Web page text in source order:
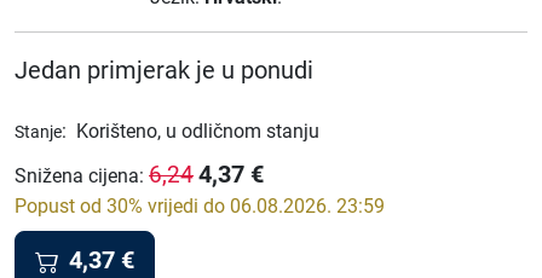
Jedan primjerak je u ponudi
Stanje: Korišteno, u odličnom stanju
Snižena cijena: 6,244,37 €
Popust od 30% vrijedi do 06.08.2026. 23:59
4,37 €